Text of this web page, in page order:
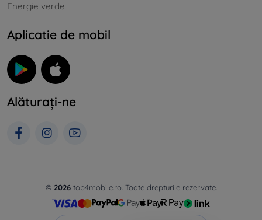
Energie verde
Aplicatie de mobil
Alăturați-ne
© 2026top4mobile.ro. Toate drepturile rezervate.